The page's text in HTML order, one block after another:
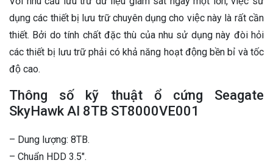
dụng các thiết bị lưu trữ chuyên dụng cho việc này là rất cần
thiết. Bởi do tính chất đặc thù của nhu sử dụng này đòi hỏi
các thiết bị lưu trữ phải có khả năng hoạt động bền bỉ và tốc
độ cao.
Thông số kỹ thuật ổ cứng Seagate
SkyHawk AI 8TB ST8000VE001
– Dung lượng: 8TB.
– Chuẩn HDD 3.5″.